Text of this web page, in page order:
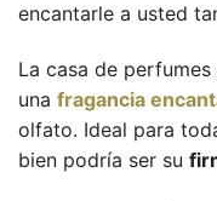
encantarle a usted
La casa de
una fragancia
olfato. Ideal para
bien podría ser su